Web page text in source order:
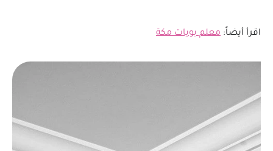
اقرأ أيضاً: معلم بويات مكة